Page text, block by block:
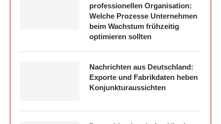
professionellen Organisation:
Welche Prozesse Unternehmen
beim Wachstum frühzeitig
optimieren sollten
Nachrichten aus Deutschland:
Exporte und Fabrikdaten heben
Konjunkturaussichten